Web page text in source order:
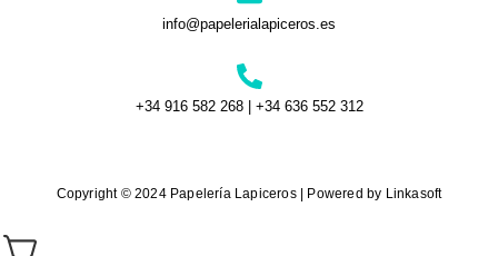
info@papelerialapiceros.es
+34 916 582 268 | +34 636 552 312
Copyright © 2024 Papelería Lapiceros | Powered by Linkasoft